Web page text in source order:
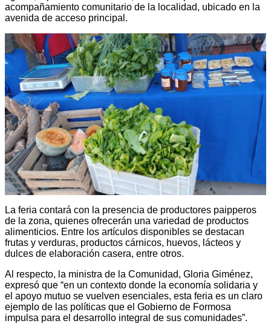
acompañamiento comunitario de la localidad, ubicado en la
avenida de acceso principal.
La feria contará con la presencia de productores paipperos
de la zona, quienes ofrecerán una variedad de productos
alimenticios. Entre los artículos disponibles se destacan
frutas y verduras, productos cárnicos, huevos, lácteos y
dulces de elaboración casera, entre otros.
Al respecto, la ministra de la Comunidad, Gloria Giménez,
expresó que “en un contexto donde la economía solidaria y
el apoyo mutuo se vuelven esenciales, esta feria es un claro
ejemplo de las políticas que el Gobierno de Formosa
impulsa para el desarrollo integral de sus comunidades”.